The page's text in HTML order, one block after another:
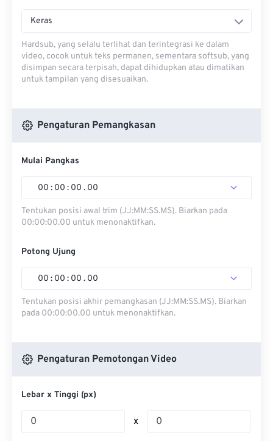
Keras
Hardsub, yang selalu terlihat dan terintegrasi ke dalam
video, cocok untuk teks permanen, sementara softsub, yang
disimpan secara terpisah, dapat dihidupkan atau dimatikan
untuk tampilan yang disesuaikan.
Pengaturan Pemangkasan
Mulai Pangkas
00 : 00 : 00 . 00
Tentukan posisi awal trim (JJ:MM:SS.MS). Biarkan pada
00:00:00.00 untuk menonaktifkan.
Potong Ujung
00 : 00 : 00 . 00
Tentukan posisi akhir pemangkasan (JJ:MM:SS.MS). Biarkan
pada 00:00:00.00 untuk menonaktifkan.
Pengaturan Pemotongan Video
Lebar x Tinggi (px)
x